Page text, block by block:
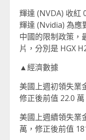
輝達 (NVDA) 收紅
輝達 (Nvidia) 為應
中國的限制政策，
片，分別是 HGX
▲經濟數據
美國上週初領失業
修正後前值 22.0 萬
美國上週續領失業
萬，修正後前值